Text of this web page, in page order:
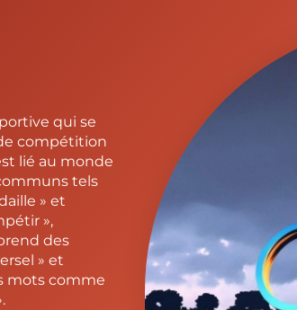
qui se
compétition
lié au monde
tels
» et
»,
des
» et
mots comme